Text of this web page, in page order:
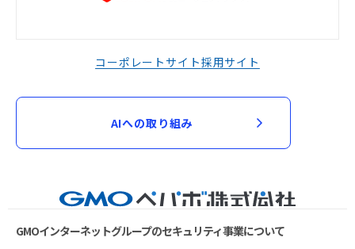
コーポレートサイト採用サイト
AIへの取り組み
GMOインターネットグループのセキュリティ事業について